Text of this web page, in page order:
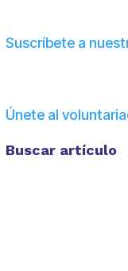
Suscríbete a
Únete al
Buscar artículo